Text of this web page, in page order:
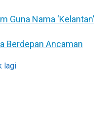
Guna Nama ‘Kelantan’
Berdepan Ancaman
lagi